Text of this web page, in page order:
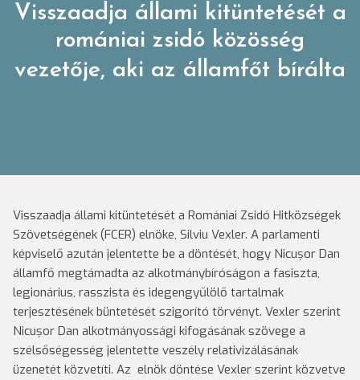
Visszaadja állami kitüntetését a
romániai zsidó közösség
vezetője, aki az államfőt bírálta
Visszaadja állami kitüntetését a Romániai Zsidó Hitközségek
Szövetségének (FCER) elnöke, Silviu Vexler. A parlamenti
képviselő azután jelentette be a döntését, hogy Nicușor Dan
államfő megtámadta az alkotmánybíróságon a fasiszta,
legionárius, rasszista és idegengyűlölő tartalmak
terjesztésének büntetését szigorító törvényt. Vexler szerint
Nicușor Dan alkotmányossági kifogásának szövege a
szélsőségesség jelentette veszély relativizálásának
üzenetét közvetíti. Az elnök döntése Vexler szerint közvetve